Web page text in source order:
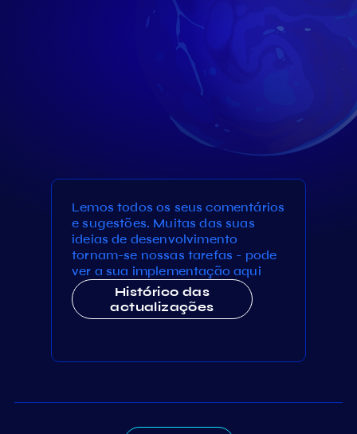
Lemos todos os seus comentários
e sugestões. Muitas das suas
ideias de desenvolvimento
tornam-se nossas tarefas - pode
ver a sua implementação aqui
Histórico das
actualizações